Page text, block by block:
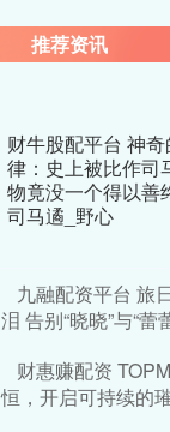
推荐资讯
财牛股配平台 神
律：史上被比作司
物竟没一个得以善
司马遹_野心
九融配资平台 旅
泪 告别“晓晓”与“蕾
财惠赚配资
恒，开启可持续的